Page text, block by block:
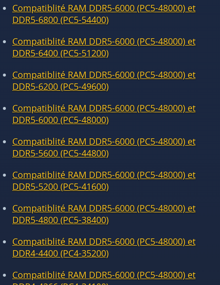
Compatiblité RAM DDR5-6000 (PC5-48000) et
DDR5-6800 (PC5-54400)
Compatiblité RAM DDR5-6000 (PC5-48000) et
DDR5-6400 (PC5-51200)
Compatiblité RAM DDR5-6000 (PC5-48000) et
DDR5-6200 (PC5-49600)
Compatiblité RAM DDR5-6000 (PC5-48000) et
DDR5-6000 (PC5-48000)
Compatiblité RAM DDR5-6000 (PC5-48000) et
DDR5-5600 (PC5-44800)
Compatiblité RAM DDR5-6000 (PC5-48000) et
DDR5-5200 (PC5-41600)
Compatiblité RAM DDR5-6000 (PC5-48000) et
DDR5-4800 (PC5-38400)
Compatiblité RAM DDR5-6000 (PC5-48000) et
DDR4-4400 (PC4-35200)
Compatiblité RAM DDR5-6000 (PC5-48000) et